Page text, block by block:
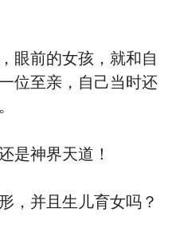
前的女孩，就和自
位至亲，自己当时还
神界天道！
并且生儿育女吗？